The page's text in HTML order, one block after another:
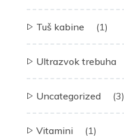
Tuš kabine (1)
Ultrazvok trebuha
Uncategorized (3)
Vitamini (1)